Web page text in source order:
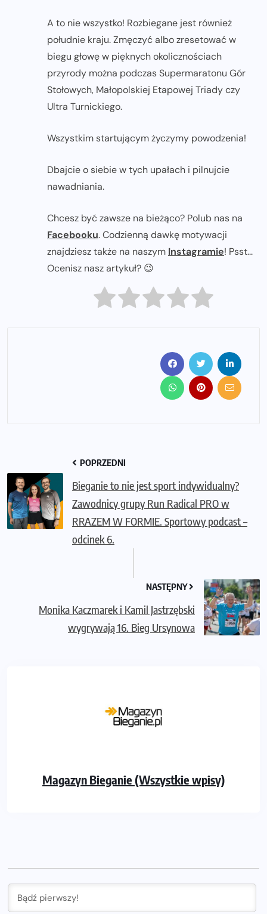
A to nie wszystko! Rozbiegane jest również
południe kraju. Zmęczyć albo zresetować w
biegu głowę w pięknych okolicznościach
przyrody można podczas Supermaratonu Gór
Stołowych, Małopolskiej Etapowej Triady czy
Ultra Turnickiego.
Wszystkim startującym życzymy powodzenia!
Dbajcie o siebie w tych upałach i pilnujcie
nawadniania.
Chcesz być zawsze na bieżąco? Polub nas na
Facebooku. Codzienną dawkę motywacji
znajdziesz także na naszym Instagramie! Psst...
Ocenisz nasz artykuł? 😉
POPRZEDNI
Bieganie to nie jest sport indywidualny?
Zawodnicy grupy Run Radical PRO w
RRAZEM W FORMIE. Sportowy podcast –
odcinek 6.
NASTĘPNY
Monika Kaczmarek i Kamil Jastrzębski
wygrywają 16. Bieg Ursynowa
Magazyn Bieganie (Wszystkie wpisy)